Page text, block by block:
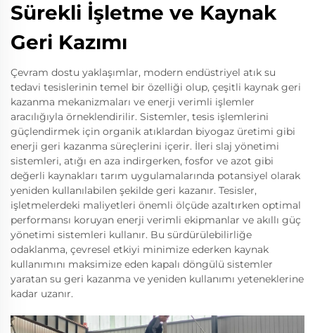
Sürekli İşletme ve Kaynak
Geri Kazımı
Çevram dostu yaklaşımlar, modern endüstriyel atık su
tedavi tesislerinin temel bir özelliği olup, çeşitli kaynak geri
kazanma mekanizmaları ve enerji verimli işlemler
aracılığıyla örneklendirilir. Sistemler, tesis işlemlerini
güçlendirmek için organik atıklardan biyogaz üretimi gibi
enerji geri kazanma süreçlerini içerir. İleri slaj yönetimi
sistemleri, atığı en aza indirgerken, fosfor ve azot gibi
değerli kaynakları tarım uygulamalarında potansiyel olarak
yeniden kullanılabilen şekilde geri kazanır. Tesisler,
işletmelerdeki maliyetleri önemli ölçüde azaltırken optimal
performansı koruyan enerji verimli ekipmanlar ve akıllı güç
yönetimi sistemleri kullanır. Bu sürdürülebilirliğe
odaklanma, çevresel etkiyi minimize ederken kaynak
kullanımını maksimize eden kapalı döngülü sistemler
yaratan su geri kazanma ve yeniden kullanımı yeteneklerine
kadar uzanır.